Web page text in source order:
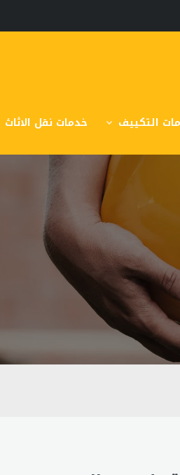
التكييف خدمات نقل الاثاث